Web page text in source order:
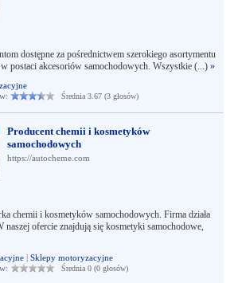
dostępne za pośrednictwem szerokiego asortymentu
postaci akcesoriów samochodowych. Wszystkie (...) »
Średnia 3.67 (3 głosów)
Producent chemii i kosmetyków
samochodowych
https://autocheme.com
chemii i kosmetyków samochodowych. Firma działa
ofercie znajdują się kosmetyki samochodowe,
| Sklepy motoryzacyjne
Średnia 0 (0 głosów)